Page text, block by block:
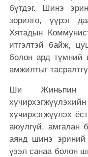
бүтдэг. Шинэ
зорилго, үүрэг
Хятадын
итгэлтэй байж,
болон ард түмний
амжилтыг
Ши Жиньпин
хүчирхэгжүүлэх
аюулгүй, амгалан
аянд шинэ эриний
үзэл санаа болон